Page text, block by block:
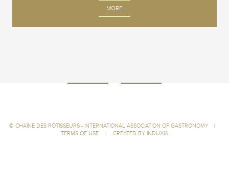
MORE
© CHAÎNE DES RÔTISSEURS - INTERNATIONAL ASSOCIATION OF GASTRONOMY
|
TERMS OF USE
| CREATED BY INDUXIA